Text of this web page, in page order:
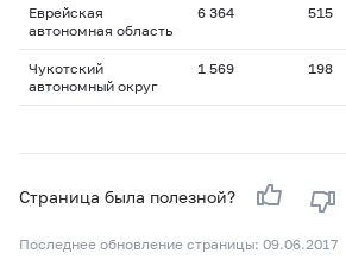
Еврейская
автономная область
6 364 515
Чукотский
автономный округ
1 569 198
Страница была полезной?
Последнее обновление страницы: 09.06.2017